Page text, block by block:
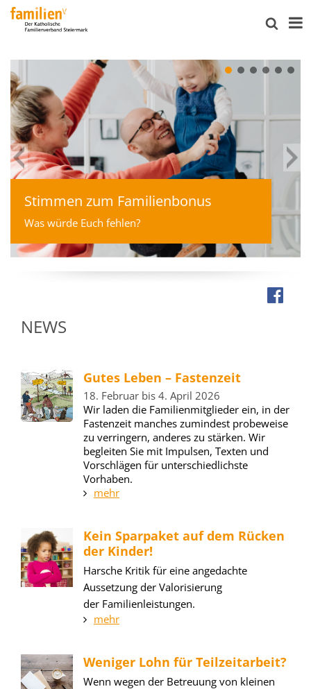
Stimmen zum Familienbonus
Was würde Euch fehlen?
NEWS
Gutes Leben – Fastenzeit
18. Februar bis 4. April 2026
Wir laden die Familienmitglieder ein, in der
Fastenzeit manches zumindest probeweise
zu verringern, anderes zu stärken. Wir
begleiten Sie mit Impulsen, Texten und
Vorschlägen für unterschiedlichste
Vorhaben.
mehr
Kein Sparpaket auf dem Rücken
der Kinder!
Harsche Kritik für eine angedachte
Aussetzung der Valorisierung
der Familienleistungen.
mehr
Weniger Lohn für Teilzeitarbeit?
Wenn wegen der Betreuung von kleinen